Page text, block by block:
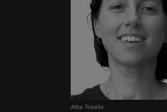
Alba Tobella